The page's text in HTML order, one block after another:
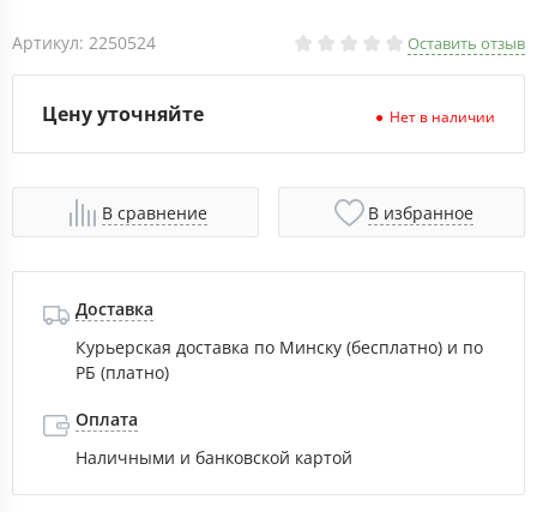
Артикул: 2250524 Оставить отзыв
Цену уточняйте Нет в наличии
В сравнение В избранное
Доставка
Курьерская доставка по Минску (бесплатно) и по
РБ (платно)
Оплата
Наличными и банковской картой